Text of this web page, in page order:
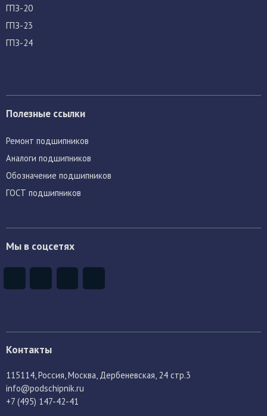
ГПЗ-20
ГПЗ-23
ГПЗ-24
Полезные ссылки
Ремонт подшипников
Аналоги подшипников
Обозначение подшипников
ГОСТ подшипников
Мы в соцсетях
Контакты
115114 , Россия, Москва, Дербеневская, 24 стр.3
info@podschipnik.ru
+7 (495) 147-42-41